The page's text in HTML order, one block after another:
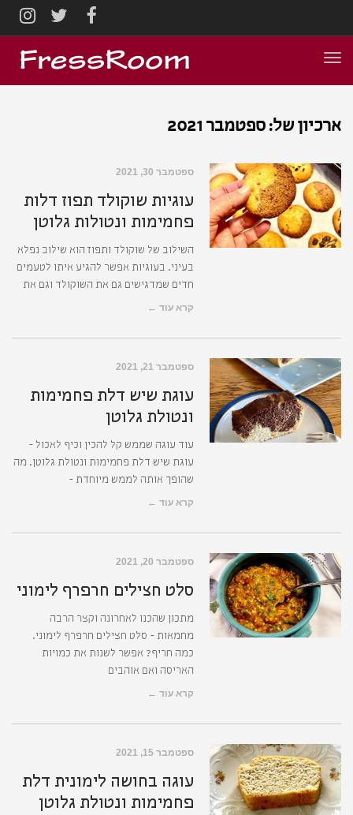
תפריט
ארכיון של: ספטמבר 2021
ספטמבר 30, 2021
עוגיות שוקולד תפוז דלות
פחמימות ונטולות גלוטן
השילוב של שוקולד ותפוז הוא שילוב נפלא
בעיני. בעוגיות אפשר להגיע איתו לטעמים
חדים שמדגישים גם את השוקולד וגם את
קרא עוד ←
ספטמבר 21, 2021
עוגת שיש דלת פחמימות
ונטולת גלוטן
עוד עוגה שממש קל להכין וכיף לאכול -
עוגת שיש דלת פחמימות ונטולת גלוטן. מה
שהופך אותה לממש מיוחדת -
קרא עוד ←
ספטמבר 20, 2021
סלט חצילים חרפרף לימוני
מתכון שהכנו לאחרונה וקצר הרבה
מחמאות - סלט חצילים חרפרף לימוני.
כמה חריף? אפשר לשנות את כמויות
האריסה ואם אוהבים
קרא עוד ←
ספטמבר 15, 2021
עוגה בחושה לימונית דלת
פחמימות ונטולת גלוטן